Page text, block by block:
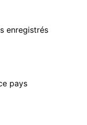
enregistrés
pays